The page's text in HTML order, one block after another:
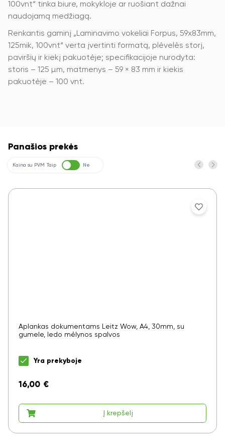
100vnt“ tinka biure, mokykloje ar ruošiant dažnai
naudojamą medžiagą.
Renkantis gaminį „Laminavimo vokeliai Forpus, 59x83mm,
125mik, 100vnt“ verta įvertinti formatą, plėvelės storį,
paviršių ir kiekį pakuotėje; specifikacijoje nurodyta:
storis – 125 µm, matmenys – 59 × 83 mm ir kiekis
pakuotėje – 100 vnt.
Panašios prekės
Kaina su PVM Taip Ne
Aplankas dokumentams Leitz Wow, A4, 30mm, su
gumele, ledo mėlynos spalvos
Yra prekyboje
16,00 €
Į krepšelį